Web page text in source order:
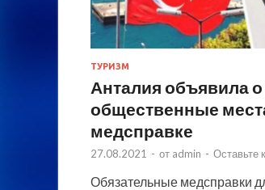
ТУРИЗМ
Анталия объявила о
общественные
медсправке
27.08.2021 - от admin - Оставьте
Обязательные медсправки